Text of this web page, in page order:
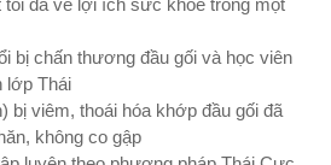
tối đa về lợi ích sức khỏe trong một
bị chấn thương đầu gối và học viên
lớp Thái
bị viêm, thoái hóa khớp đầu gối đã
không co gập